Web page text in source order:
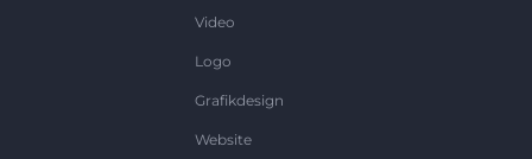
Video
Logo
Grafikdesign
Website